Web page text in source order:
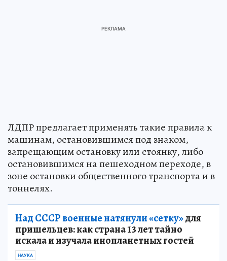
ЛДПР предлагает применять такие правила к
машинам, остановившимся под знаком,
запрещающим остановку или стоянку, либо
остановившимся на пешеходном переходе, в
зоне остановки общественного транспорта и в
тоннелях.
Над СССР военные натянули «сетку»для
пришельцев: как страна 13 лет тайно
искала и изучала инопланетных гостей
НАУКА